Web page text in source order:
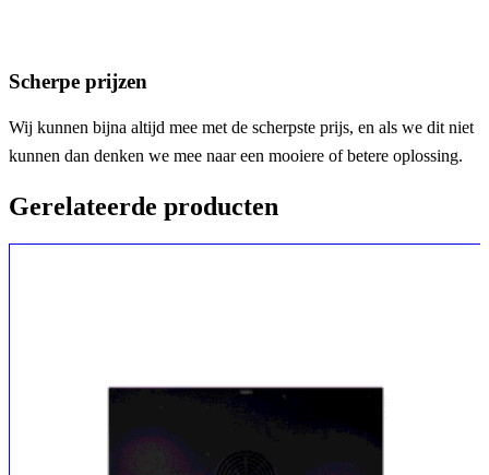
Scherpe prijzen
Wij kunnen bijna altijd mee met de scherpste prijs, en als we dit niet
kunnen dan denken we mee naar een mooiere of betere oplossing.
Gerelateerde producten